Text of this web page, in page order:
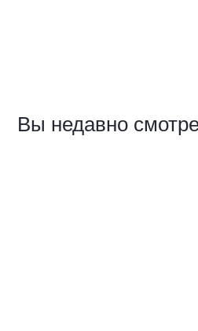
Вы недавно